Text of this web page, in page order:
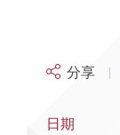
分享
日期